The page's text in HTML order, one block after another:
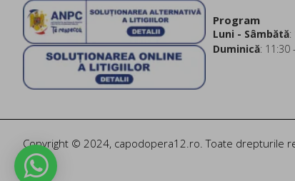
Program
Luni - Sâmbătă:
Duminică: 11:30
Copyright © 2024, capodopera12.ro. Toate drepturile